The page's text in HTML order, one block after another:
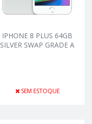
IPHONE 8 PLUS 64GB
SILVER SWAP GRADE A
SEM ESTOQUE